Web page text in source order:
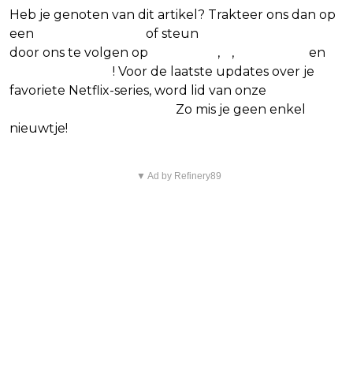
Heb je genoten van dit artikel? Trakteer ons dan op
een
of steun
door ons te volgen op
, ,
en
! Voor de laatste updates over je
favoriete Netflix-series, word lid van onze
Zo mis je geen enkel
nieuwtje!
▼ Ad by Refinery89